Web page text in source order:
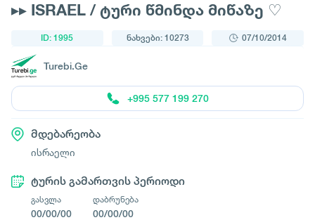
▸▸ ISRAEL / ტური წმინდა მიწაზე ♡
ID: 1995 ნახვები: 10273 07/10/2014
Turebi.Ge
+995 577 199 270
მდებარეობა
ისრაელი
ტურის გამართვის პერიოდი
გასვლა
00/00/00
დაბრუნება
00/00/00